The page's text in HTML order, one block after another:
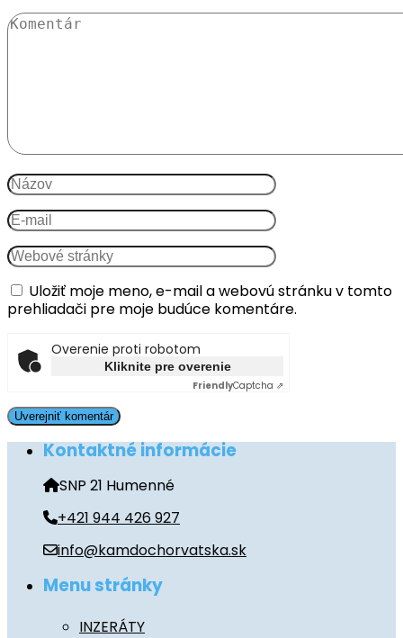
Uložiť moje meno, e-mail a webovú stránku v tomto
prehliadači pre moje budúce komentáre.
Overenie proti robotom
Kliknite pre overenie
FriendlyCaptcha ⇗
Kontaktné informácie
SNP 21 Humenné
+421 944 426 927
info@kamdochorvatska.sk
Menu stránky
INZERÁTY